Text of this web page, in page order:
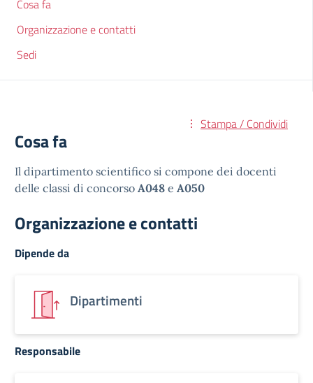
Cosa fa
Organizzazione e contatti
Sedi
Stampa / Condividi
Cosa fa
Il dipartimento scientifico si compone dei docenti
delle classi di concorso A048 e A050
Organizzazione e contatti
Dipende da
Dipartimenti
Responsabile